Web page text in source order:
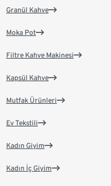
Granül Kahve
Moka Pot
Filtre Kahve Makinesi
Kapsül Kahve
Mutfak Ürünleri
Ev Tekstili
Kadın Giyim
Kadın İç Giyim